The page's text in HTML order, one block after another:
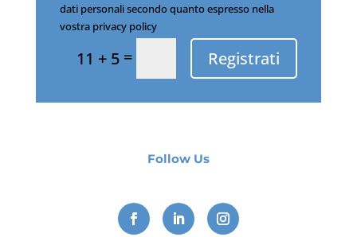
dati personali secondo quanto espresso nella
vostra privacy policy
11 + 5 = Registrati
Follow Us